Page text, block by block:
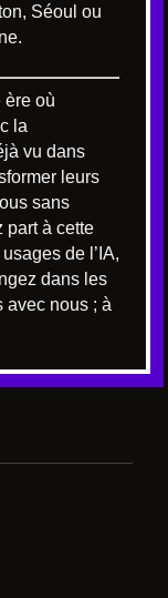
Séoul ou
ère où
la
vu dans
leurs
sans
part à cette
de l’IA,
dans les
avec nous ; à